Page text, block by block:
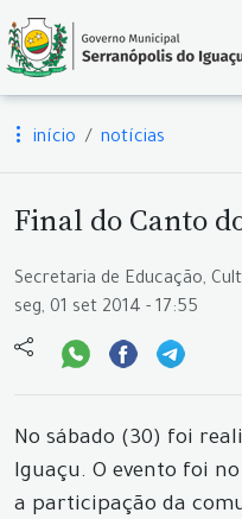
início notícias
Final do Canto
Secretaria de Educação,
seg, 01 set 2014 - 17:55
No sábado (30) foi
Iguaçu. O evento foi
a participação da